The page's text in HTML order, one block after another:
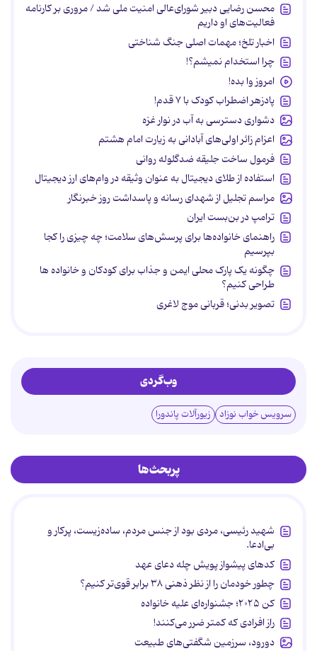
محسن رضایی دبیر شورای‌عالی امنیت ملی شد / مروری بر کارنامه
فعالیت‌های او داریم
اخبار تلخ؛ مهمات اصلی جنگ شناختی
چرا استخدام نمیشم؟!
امروز وا بده!
پادزهر اضطراب کودک با ۷ قدم!
دشواری دسترسی به آب در نوار غزه
اعزام زائر اولی‌های آبادانی به زیارت امام هشتم
فرمول ساخت جلیقه ضدگلوله روانی
استفاده از طلای دیجیتال به عنوان وثیقه در وام‌های ارز دیجیتال
مراسم تجلیل از شهدای رسانه و پاسداشت روز خبرنگار
ترامپ در بن‌بست ایران
راهنمای خانواده‌ها برای پرسش‌های سلامت؛ چه چیزی را کجا
بپرسیم
چگونه یک پارک محلی ایمن و جذاب برای کودکان و خانواده ها
طراحی کنیم؟
تصویر بدنی؛ قربانی موج لاغری
وب‌گردی
سرویس خواب نوزاد زیورآلات پاندورا
پربحث‌ها
شهید رئیسی، مردی بود از جنس مردم، ساده‌زیست، پرکار و
بی‌ادعا.
کدهای پیشواز پویش چله دعای عهد
چطور خودمان را از نظر ذهنی ۳۸ برابر قوی‌تر کنیم؟
کن ۲۰۲۵؛ جشنواره‌ای علیه خانواده
راز افرادی که کمتر ضرر می‌کنند!
دورود، سرزمین شگفتی‌های طبیعت